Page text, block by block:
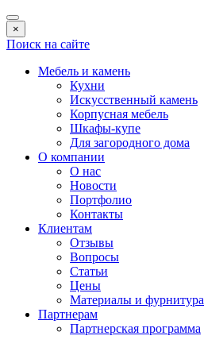
×
Поиск на сайте
Мебель и камень
Кухни
Искусственный камень
Корпусная мебель
Шкафы-купе
Для загородного дома
О компании
О нас
Новости
Портфолио
Контакты
Клиентам
Отзывы
Вопросы
Статьи
Цены
Материалы и фурнитура
Партнерам
Партнерская программа